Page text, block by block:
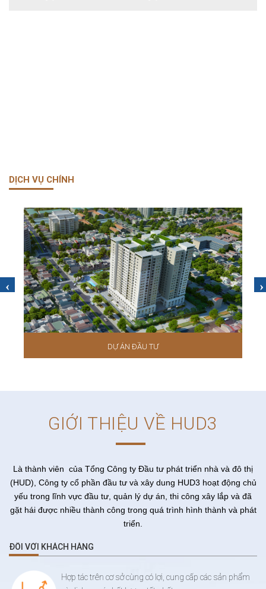
DỊCH VỤ CHÍNH
DỰ ÁN ĐẦU TƯ
GIỚI THIỆU VỀ HUD3
Là thành viên của Tổng Công ty Đầu tư phát triển nhà và đô thị
(HUD), Công ty cổ phần đầu tư và xây dung HUD3 hoạt động chủ
yếu trong lĩnh vực đầu tư, quản lý dự án, thi công xây lắp và đã
gặt hái được nhiều thành công trong quá trình hình thành và phát
triển.
ĐỐI VỚI KHÁCH HÀNG
Hợp tác trên cơ sở cùng có lợi, cung cấp các sản phẩm